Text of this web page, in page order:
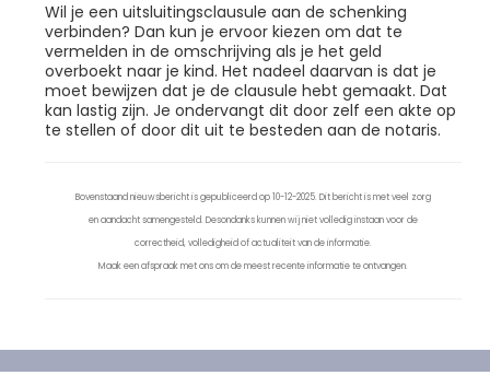
Wil je een uitsluitingsclausule aan de schenking
verbinden? Dan kun je ervoor kiezen om dat te
vermelden in de omschrijving als je het geld
overboekt naar je kind. Het nadeel daarvan is dat je
moet bewijzen dat je de clausule hebt gemaakt. Dat
kan lastig zijn. Je ondervangt dit door zelf een akte op
te stellen of door dit uit te besteden aan de notaris.
Bovenstaand nieuwsbericht is gepubliceerd op 10-12-2025. Dit bericht is met veel zorg
en aandacht samengesteld. Desondanks kunnen wij niet volledig instaan voor de
correctheid, volledigheid of actualiteit van de informatie.
Maak een afspraak met ons om de meest recente informatie te ontvangen.